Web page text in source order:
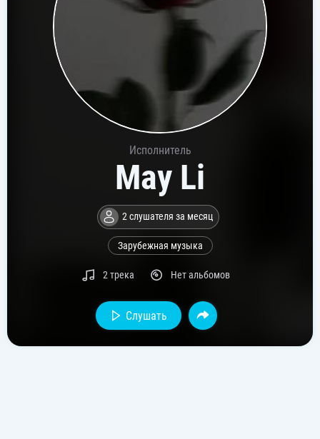
Исполнитель
May Li
2 слушателя за месяц
Зарубежная музыка
2 трека Нет альбомов
Слушать